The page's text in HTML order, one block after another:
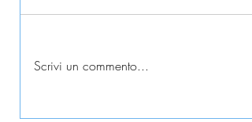
Scrivi un commento...